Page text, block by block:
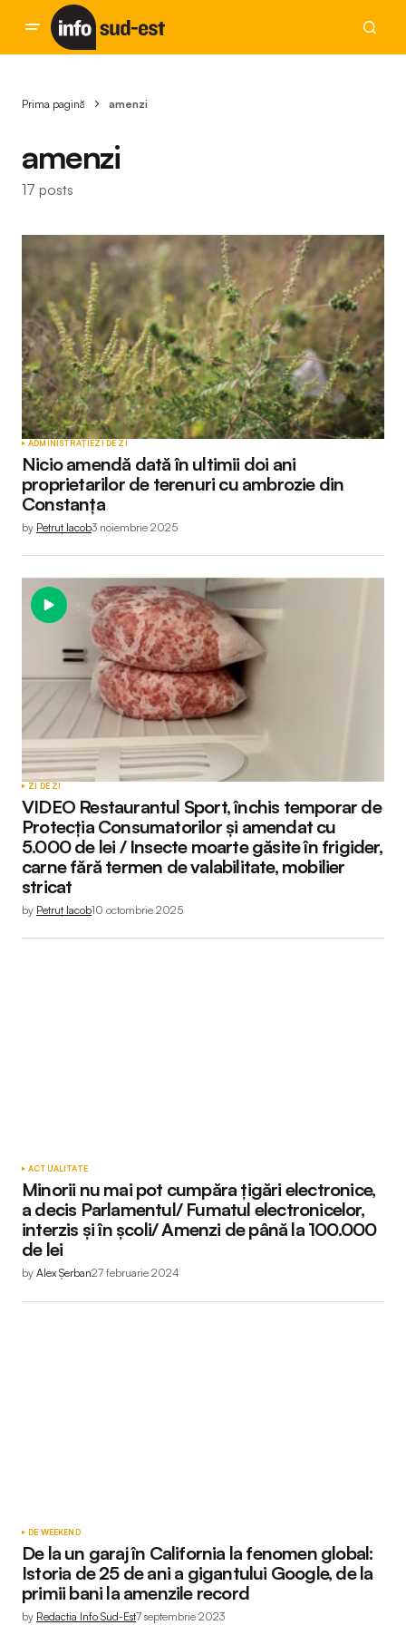
Prima pagină amenzi
amenzi
17 posts
ADMINISTRAȚIEZI DE ZI
Nicio amendă dată în ultimii doi ani
proprietarilor de terenuri cu ambrozie din
Constanța
by Petruț Iacob3 noiembrie 2025
ZI DE ZI
VIDEO Restaurantul Sport, închis temporar de
Protecția Consumatorilor și amendat cu
5.000 de lei / Insecte moarte găsite în frigider,
carne fără termen de valabilitate, mobilier
stricat
by Petruț Iacob10 octombrie 2025
ACTUALITATE
Minorii nu mai pot cumpăra țigări electronice,
a decis Parlamentul/ Fumatul electronicelor,
interzis și în școli/ Amenzi de până la 100.000
de lei
by Alex Șerban27 februarie 2024
DE WEEKEND
De la un garaj în California la fenomen global:
Istoria de 25 de ani a gigantului Google, de la
primii bani la amenzile record
by Redactia Info Sud-Est7 septembrie 2023